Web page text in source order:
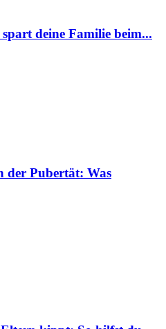
deine Familie beim...
der Pubertät: Was